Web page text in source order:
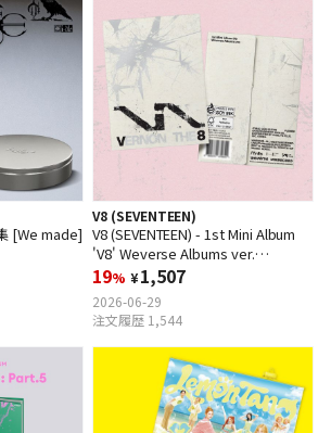
[We made]
V8 (SEVENTEEN)
V8 (SEVENTEEN) - 1st Mini Album
'V8' Weverse Albums ver.
(Random Ver.)
19% ¥1,507
2026-06-29
注文履歴 1,544